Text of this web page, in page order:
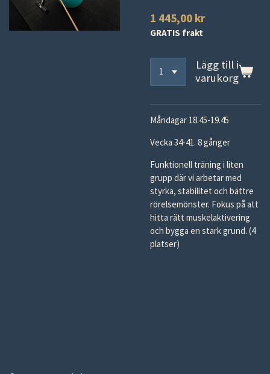
1 445,00 kr
GRATIS frakt
Lägg till i
varukorg
Måndagar 18.45-19.45
Vecka 34-41. 8 gånger
Funktionell träning i liten
grupp där vi arbetar med
styrka, stabilitet och bättre
rörelsemönster. Fokus på att
hitta rätt muskelaktivering
och bygga en stark grund. (4
platser)